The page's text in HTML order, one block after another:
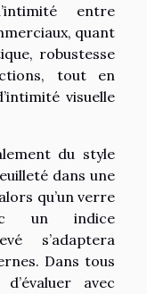
entre
quant
robustesse
tout en
visuelle
du style
dans une
qu’un verre
un indice
s’adaptera
Dans tous
avec